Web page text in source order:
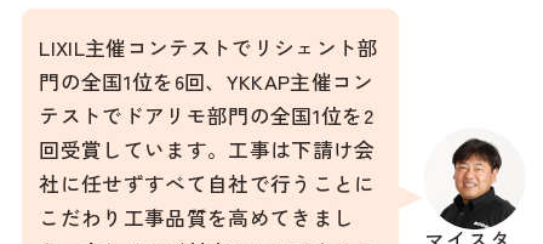
LIXIL主催コンテストでリシェント部
門の全国1位を6回、YKKAP主催コン
テストでドアリモ部門の全国1位を2
回受賞しています。工事は下請け会
社に任せずすべて自社で行うことに
こだわり工事品質を高めてきまし